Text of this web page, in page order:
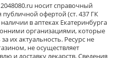
носит справочный
публичной офертой (ст. 437 ГК
в аптеках Екатеринбурга
организациями, которые
их актуальность. Ресурс не
не осуществляет
и доставку лекарств. Сведения